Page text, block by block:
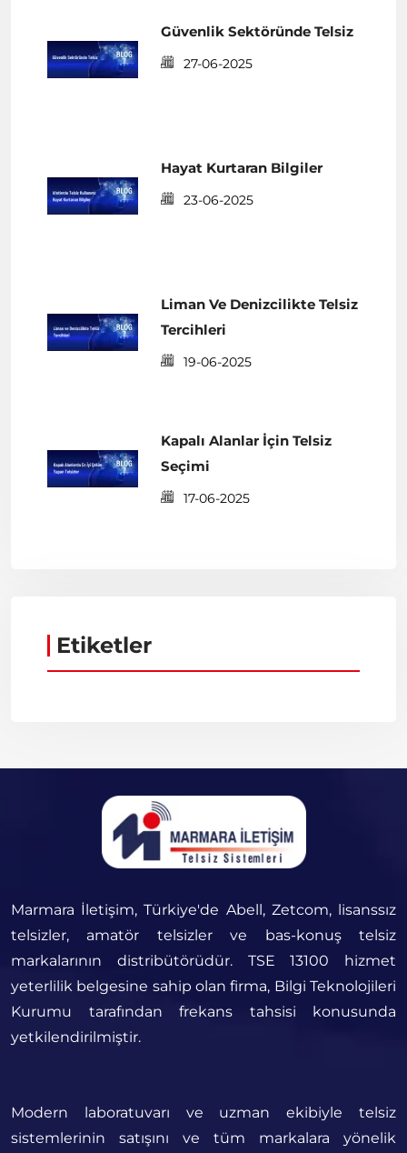
Güvenlik Sektöründe Telsiz
27-06-2025
Hayat Kurtaran Bilgiler
23-06-2025
Liman Ve Denizcilikte Telsiz
Tercihleri
19-06-2025
Kapalı Alanlar İçin Telsiz
Seçimi
17-06-2025
Etiketler
Marmara İletişim, Türkiye'de Abell, Zetcom, lisanssız
telsizler, amatör telsizler ve bas-konuş telsiz
markalarının distribütörüdür. TSE 13100 hizmet
yeterlilik belgesine sahip olan firma, Bilgi Teknolojileri
Kurumu tarafından frekans tahsisi konusunda
yetkilendirilmiştir.
Modern laboratuvarı ve uzman ekibiyle telsiz
sistemlerinin satışını ve tüm markalara yönelik